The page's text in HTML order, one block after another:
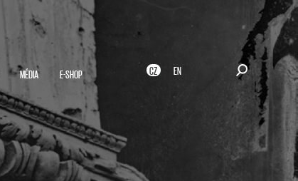
CZ EN
MÉDIA E-SHOP